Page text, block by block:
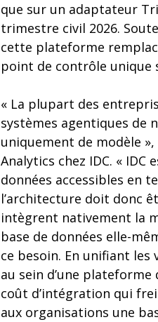
que sur un adaptateur
trimestre civil 2026.
cette plateforme
point de contrôle unique
« La plupart des
systèmes agentiques de
uniquement de modèle
Analytics chez IDC. « IDC
données accessibles en
l’architecture doit donc
intègrent nativement la
base de données elle-
ce besoin. En unifiant
au sein d’une
coût d’intégration qui
aux organisations une